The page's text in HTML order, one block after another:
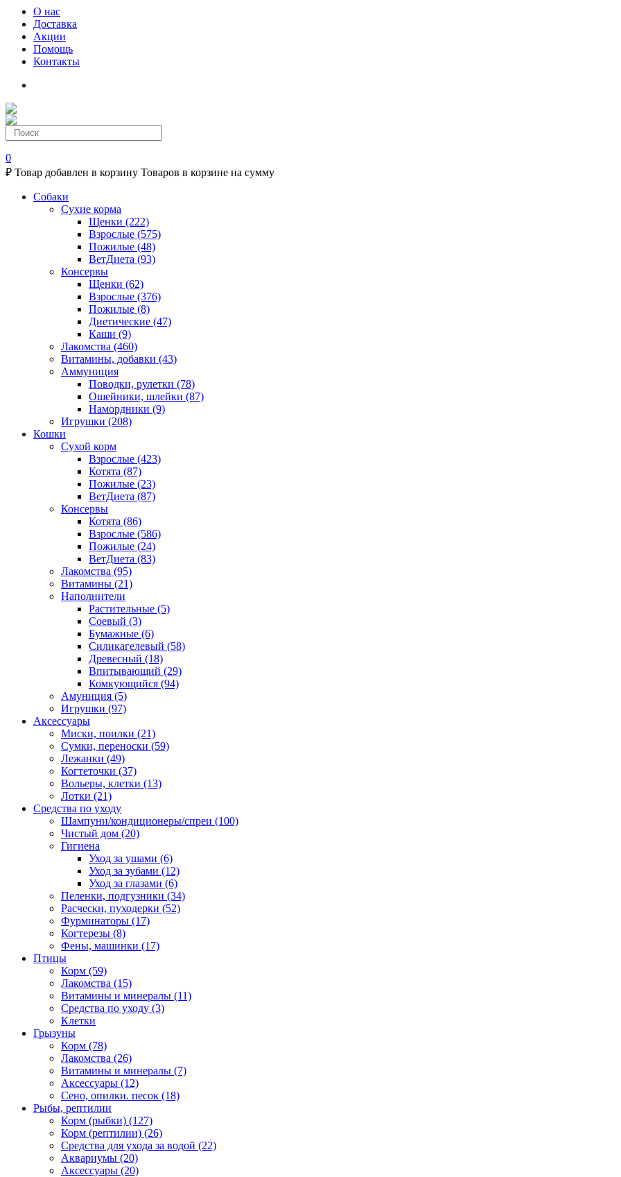
О нас
Доставка
Акции
Помощь
Контакты
0
₽ Товар добавлен в корзину Товаров в корзине на сумму
Собаки
Сухие корма
Щенки (222)
Взрослые (575)
Пожилые (48)
ВетДиета (93)
Консервы
Щенки (62)
Взрослые (376)
Пожилые (8)
Диетические (47)
Каши (9)
Лакомства (460)
Витамины, добавки (43)
Аммуниция
Поводки, рулетки (78)
Ошейники, шлейки (87)
Намордники (9)
Игрушки (208)
Кошки
Сухой корм
Взрослые (423)
Котята (87)
Пожилые (23)
ВетДиета (87)
Консервы
Котята (86)
Взрослые (586)
Пожилые (24)
ВетДиета (83)
Лакомства (95)
Витамины (21)
Наполнители
Растительные (5)
Соевый (3)
Бумажные (6)
Силикагелевый (58)
Древесный (18)
Впитывающий (29)
Комкующийся (94)
Амуниция (5)
Игрушки (97)
Аксессуары
Миски, поилки (21)
Сумки, переноски (59)
Лежанки (49)
Когтеточки (37)
Вольеры, клетки (13)
Лотки (21)
Средства по уходу
Шампуни/кондиционеры/спреи (100)
Чистый дом (20)
Гигиена
Уход за ушами (6)
Уход за зубами (12)
Уход за глазами (6)
Пеленки, подгузники (34)
Расчески, пуходерки (52)
Фурминаторы (17)
Когтерезы (8)
Фены, машинки (17)
Птицы
Корм (59)
Лакомства (15)
Витамины и минералы (11)
Средства по уходу (3)
Клетки
Грызуны
Корм (78)
Лакомства (26)
Витамины и минералы (7)
Аксессуары (12)
Сено, опилки. песок (18)
Рыбы, рептилии
Корм (рыбки) (127)
Корм (рептилии) (26)
Средства для ухода за водой (22)
Аквариумы (20)
Аксессуары (20)